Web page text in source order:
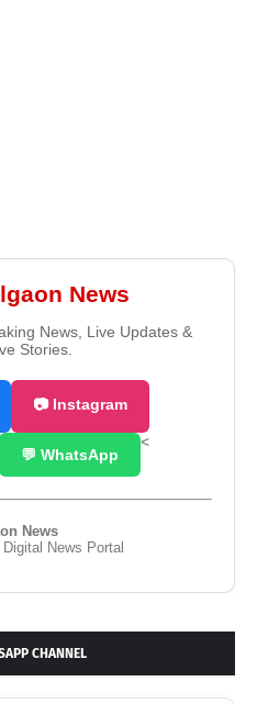
News
News, Live Updates &
Stories.
📷 Instagram
💬 WhatsApp
<
News
News Portal
CHANNEL